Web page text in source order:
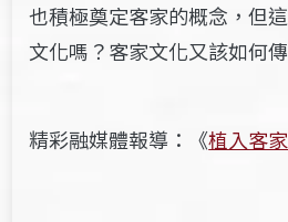
也積極奠定客家的概念，但
文化嗎？客家文化又該如何
精彩融媒體報導：《植入客